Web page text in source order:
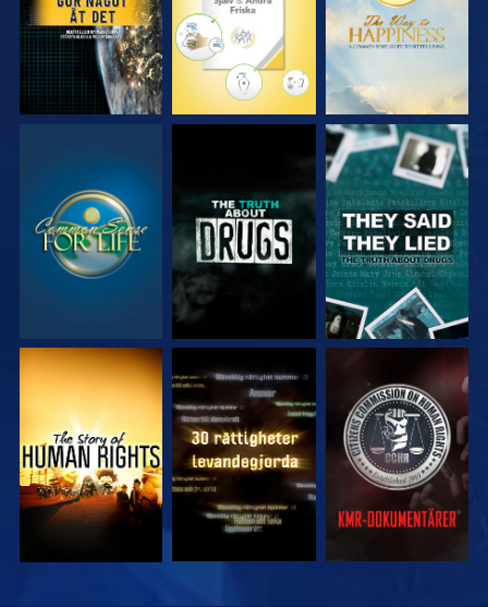
TITTA TITTA TITTA
TITTA TITTA TITTA